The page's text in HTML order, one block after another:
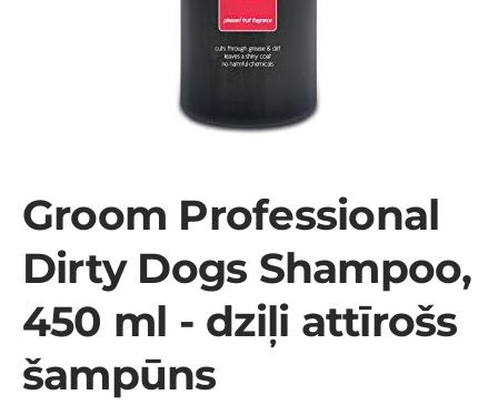
Groom Professional
Dirty Dogs Shampoo,
450 ml - dziļi attīrošs
šampūns